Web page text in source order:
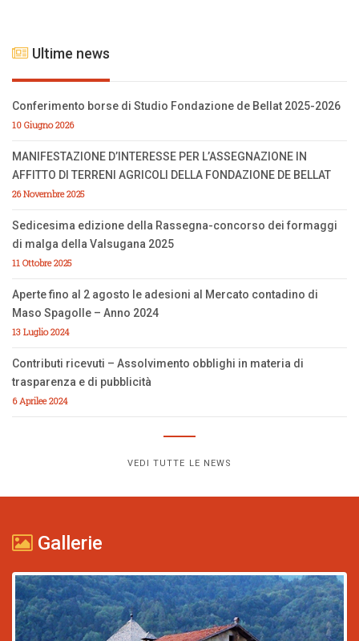
Ultime news
Conferimento borse di Studio Fondazione de Bellat 2025-2026
10 Giugno 2026
MANIFESTAZIONE D’INTERESSE PER L’ASSEGNAZIONE IN
AFFITTO DI TERRENI AGRICOLI DELLA FONDAZIONE DE BELLAT
26 Novembre 2025
Sedicesima edizione della Rassegna-concorso dei formaggi
di malga della Valsugana 2025
11 Ottobre 2025
Aperte fino al 2 agosto le adesioni al Mercato contadino di
Maso Spagolle – Anno 2024
13 Luglio 2024
Contributi ricevuti – Assolvimento obblighi in materia di
trasparenza e di pubblicità
6 Aprilee 2024
VEDI TUTTE LE NEWS
Gallerie